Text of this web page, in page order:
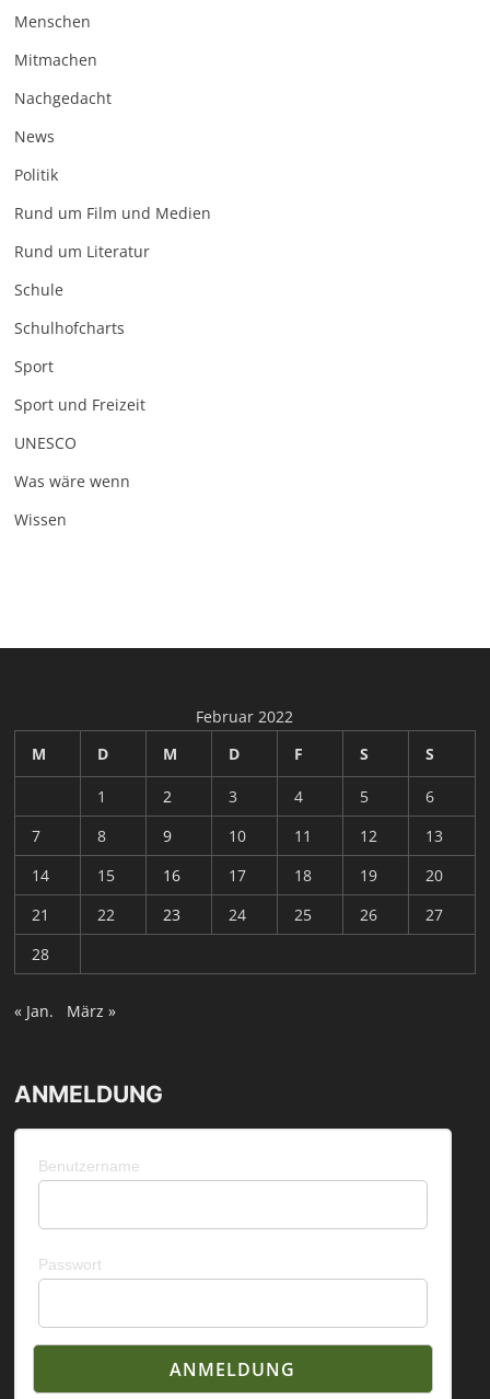
Menschen
Mitmachen
Nachgedacht
News
Politik
Rund um Film und Medien
Rund um Literatur
Schule
Schulhofcharts
Sport
Sport und Freizeit
UNESCO
Was wäre wenn
Wissen
Februar 2022
M
D M D F S S
1 2 3 4 5
6
7
8 9 10 11 12
13
14
15 16 17 18 19
20
21
22 23 24 25 26
27
28
« Jan. März »
ANMELDUNG
Benutzername
Passwort